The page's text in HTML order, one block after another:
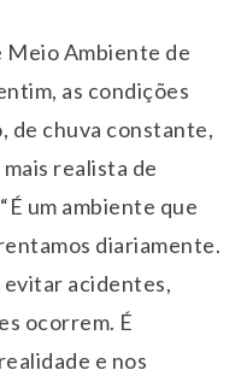
Meio Ambiente de
as condições
de chuva constante,
realista de
um ambiente que
diariamente.
evitar acidentes,
ocorrem. É
e nos